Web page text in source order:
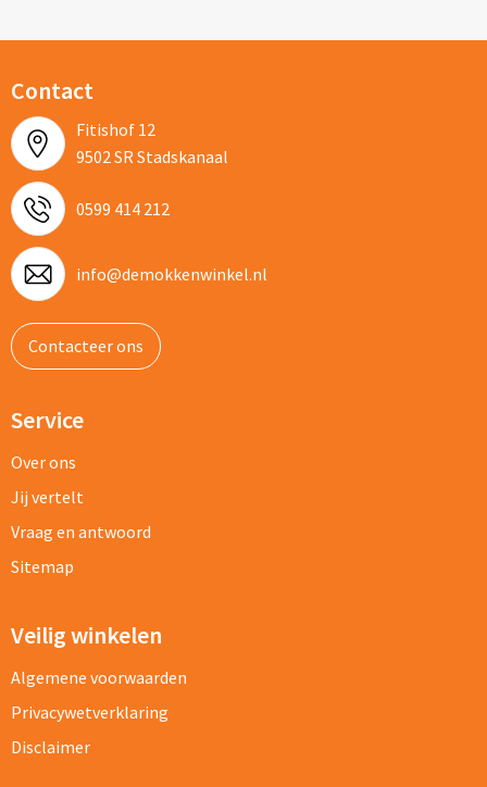
Contact
Fitishof 12
9502 SR Stadskanaal
0599 414 212
info@demokkenwinkel.nl
Contacteer ons
Service
Over ons
Jij vertelt
Vraag en antwoord
Sitemap
Veilig winkelen
Algemene voorwaarden
Privacywetverklaring
Disclaimer